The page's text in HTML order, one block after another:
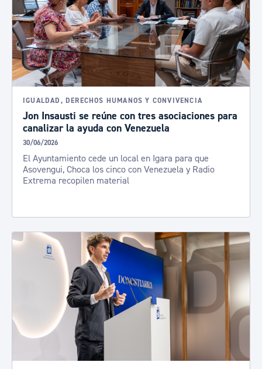
IGUALDAD, DERECHOS HUMANOS Y CONVIVENCIA
​​​​​​Jon Insausti se reúne con tres asociaciones para
canalizar la ayuda con Venezuela
30/06/2026
El Ayuntamiento cede un local en Igara para que
Asovengui, Choca los cinco con Venezuela y Radio
Extrema recopilen material